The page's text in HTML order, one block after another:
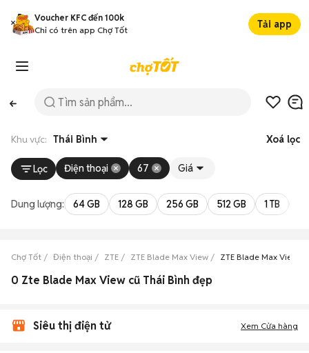
Voucher KFC đến 100k
Chỉ có trên app Chợ Tốt
Tải app
Khu vực: Thái Bình Xoá lọc
Lọc Điện thoại 67 Giá
Dung lượng: 64 GB 128 GB 256 GB 512 GB 1 TB
Chợ Tốt Điện thoại ZTE ZTE Blade Max View ZTE Blade Max View
0 Zte Blade Max View cũ Thái Bình đẹp
Siêu thị điện tử Xem Cửa hàng